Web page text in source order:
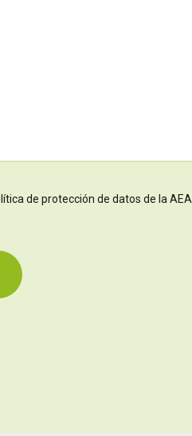
de protección de datos de la AEA.